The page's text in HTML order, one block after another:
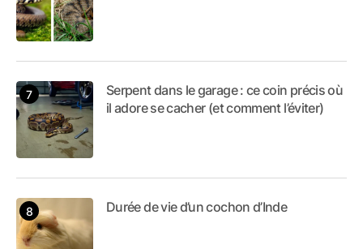
Serpent dans le garage : ce coin précis où
il adore se cacher (et comment l’éviter)
Durée de vie d’un cochon d’Inde